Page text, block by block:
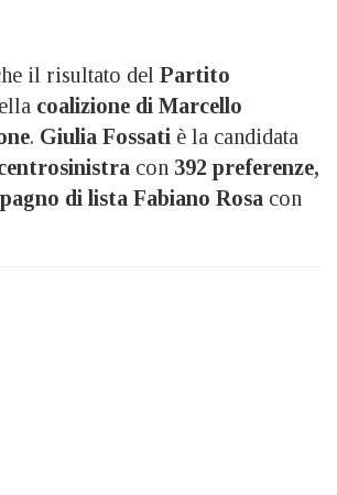
il risultato del Partito
coalizione di Marcello
. Giulia Fossati è la candidata
con 392 preferenze,
di lista Fabiano Rosa con